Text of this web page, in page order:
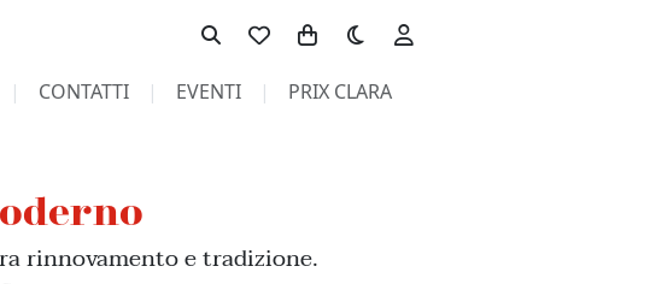
Toggle theme
CONTATTI EVENTI PRIX CLARA
rinnovamento e tradizione.